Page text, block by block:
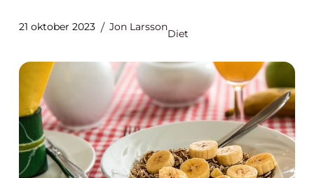
21 oktober 2023 Jon Larsson
Diet